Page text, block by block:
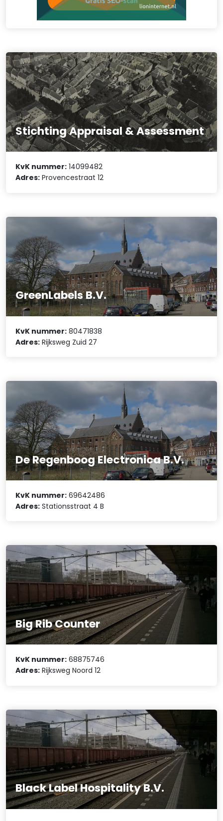
Stichting Appraisal & Assessment
KvK nummer: 14099482
Adres: Provencestraat 12
GreenLabels B.V.
KvK nummer: 80471838
Adres: Rijksweg Zuid 27
De Regenboog Electronica B.V.
KvK nummer: 69642486
Adres: Stationsstraat 4 B
Big Rib Counter
KvK nummer: 68875746
Adres: Rijksweg Noord 12
Black Label Hospitality B.V.